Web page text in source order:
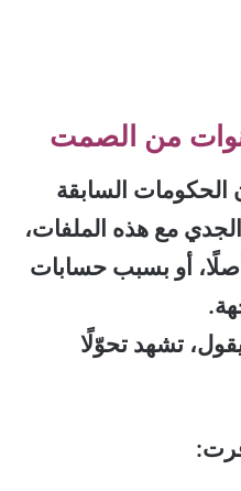
من الصمت
السابقة
مع هذه الملفات،
أو بسبب حسابات
تشهد تحوّلًا